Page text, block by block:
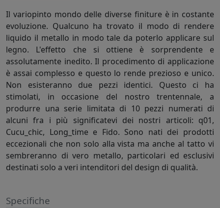
Il variopinto mondo delle diverse finiture è in costante
evoluzione. Qualcuno ha trovato il modo di rendere
liquido il metallo in modo tale da poterlo applicare sul
legno. L'effetto che si ottiene è sorprendente e
assolutamente inedito. Il procedimento di applicazione
è assai complesso e questo lo rende prezioso e unico.
Non esisteranno due pezzi identici. Questo ci ha
stimolati, in occasione del nostro trentennale, a
produrre una serie limitata di 10 pezzi numerati di
alcuni fra i più significatevi dei nostri articoli: q01,
Cucu_chic, Long_time e Fido. Sono nati dei prodotti
eccezionali che non solo alla vista ma anche al tatto vi
sembreranno di vero metallo, particolari ed esclusivi
destinati solo a veri intenditori del design di qualità.
Specifiche